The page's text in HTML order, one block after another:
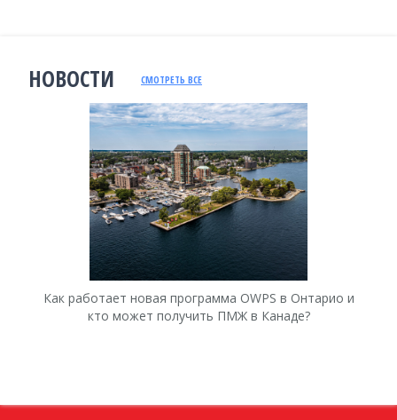
НОВОСТИ СМОТРЕТЬ ВСЕ
Как работает новая программа OWPS в Онтарио и
кто может получить ПМЖ в Канаде?